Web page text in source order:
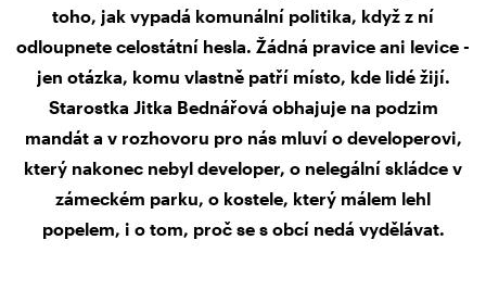
toho, jak vypadá komunální politika, když z ní
odloupnete celostátní hesla. Žádná pravice ani levice -
jen otázka, komu vlastně patří místo, kde lidé žijí.
Starostka Jitka Bednářová obhajuje na podzim
mandát a v rozhovoru pro nás mluví o developerovi,
který nakonec nebyl developer, o nelegální skládce v
zámeckém parku, o kostele, který málem lehl
popelem, i o tom, proč se s obcí nedá vydělávat.